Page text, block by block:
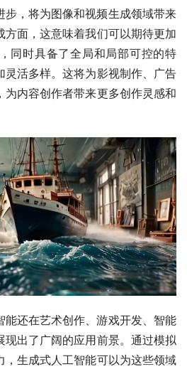
步，将为图像和视频生成领域带来
方面，这意味着我们可以期待更加
同时具备了全局和局部可控的特
灵活多样。这将为影视制作、广告
为内容创作者带来更多创作灵感和
能还在艺术创作、游戏开发、智能
现出了广阔的应用前景。通过模拟
，生成式人工智能可以为这些领域